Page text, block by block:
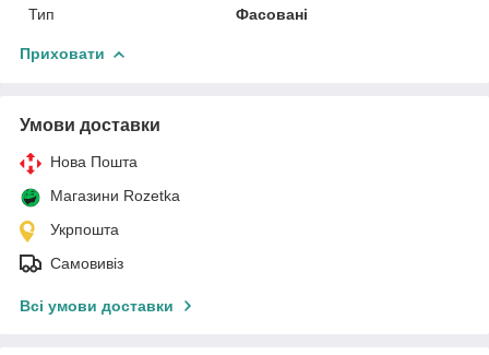
Тип
Фасовані
Приховати
Умови доставки
Нова Пошта
Магазини Rozetka
Укрпошта
Самовивіз
Всі умови доставки